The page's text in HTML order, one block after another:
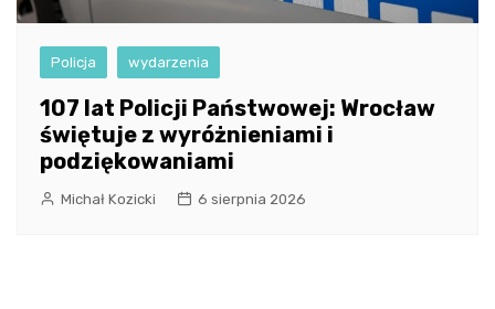
Policja wydarzenia
107 lat Policji Państwowej: Wrocław
świętuje z wyróżnieniami i
podziękowaniami
Michał Kozicki 6 sierpnia 2026